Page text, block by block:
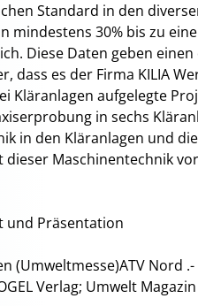
Standard in den
mindestens 30% bis zu
Diese Daten geben
dass es der Firma KILIA
Kläranlagen aufgelegte
in sechs
in den Kläranlagen und
Maschinentechnik
und Präsentation
(Umweltmesse)ATV Nord
Verlag; Umwelt